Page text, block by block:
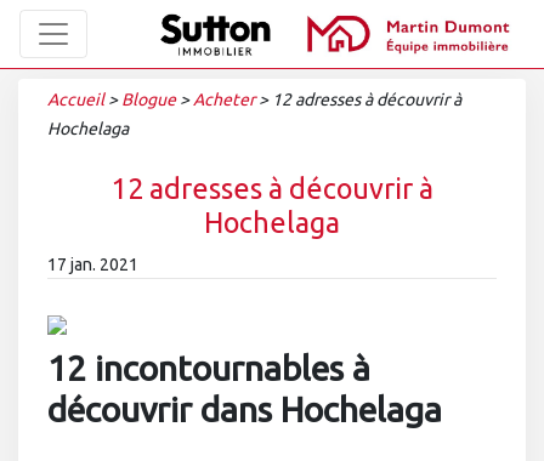
Accueil >Blogue >Acheter > 12 adresses à découvrir à
Hochelaga
12 adresses à découvrir à
Hochelaga
17 jan. 2021
12 incontournables à
découvrir dans Hochelaga